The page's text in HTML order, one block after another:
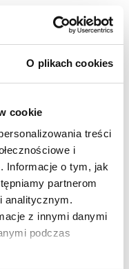
O plikach cookies
cookie
treści
i
Informacje o tym, jak
partnerom
analitycznym.
z innymi danymi
podczas
promocji i
prześcigają się
z nadzieją na
porad prawnych
zoptymalizować
Cenimy Twój czas:
sprawdzone w
które mogą mieć